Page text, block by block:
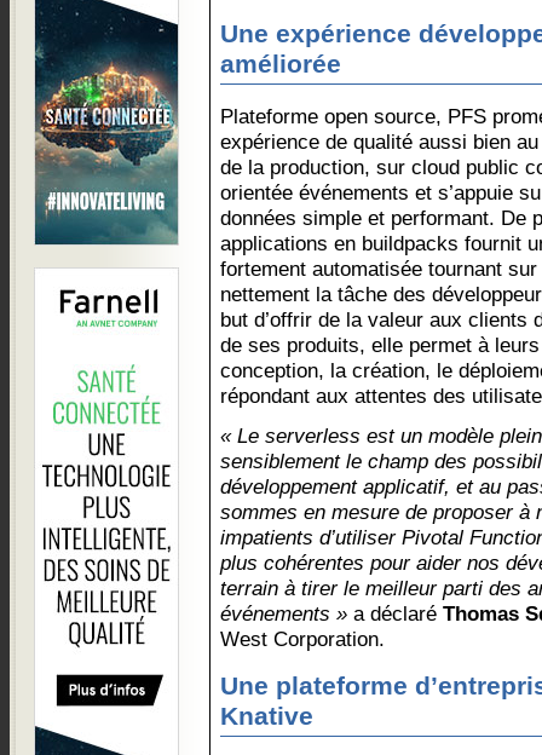
Une expérience
améliorée
Plateforme open source, PFS
expérience de qualité aussi bien
de la production, sur cloud public
orientée événements et s’appuie
données simple et performant. De
applications en buildpacks fournit
fortement automatisée tournant
nettement la tâche des
but d’offrir de la valeur aux clients
de ses produits, elle permet à
conception, la création, le
répondant aux attentes des
« Le serverless est un modèle
sensiblement le champ des
développement applicatif, et au
sommes en mesure de proposer à
impatients d’utiliser Pivotal
plus cohérentes pour aider nos
terrain à tirer le meilleur parti des
événements » a déclaré Thomas
West Corporation.
Une plateforme
Knative